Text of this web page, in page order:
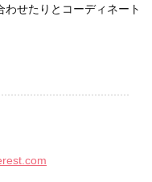
せたりとコーディネート